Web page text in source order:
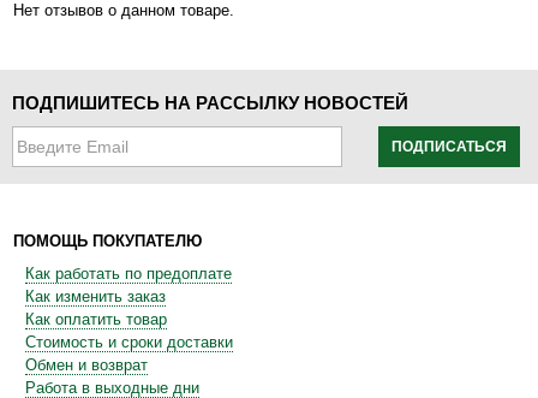
Нет отзывов о данном товаре.
ПОДПИШИТЕСЬ НА РАССЫЛКУ НОВОСТЕЙ
ПОДПИСАТЬСЯ
ПОМОЩЬ ПОКУПАТЕЛЮ
Как работать по предоплате
Как изменить заказ
Как оплатить товар
Стоимость и сроки доставки
Обмен и возврат
Работа в выходные дни